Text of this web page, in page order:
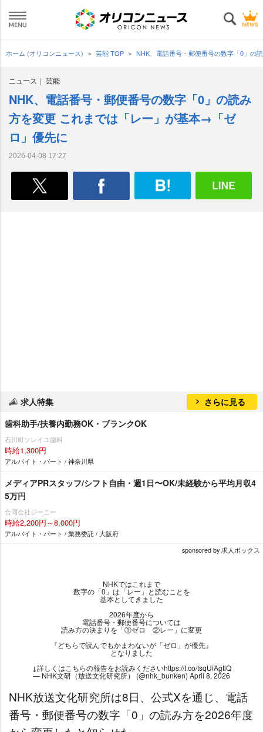
ホーム (オリコンニュース) 芸能 TOP NHK、電話番号・郵便番号の数字「0」の
ニュース 芸能
NHK、電話番号・郵便番号の数字「0」の読み
方を変更 これまでは「レー」が基本→「ゼ
ロ」優先に
2026-04-08 17:27
求人特集
さらに見る
歯科助手/扶養内勤務OK・ブランクOK
石川町ソレイユ歯科
時給1,300円
アルバイト・パート / 神奈川県
メディアPRスタッフ/シフト自由・週1日〜OK/未経験から平均月収4
5万円
合同会社ジーニー
時給2,200円～8,000円
アルバイト・パート / 業務委託 / 大阪府
sponsored by 求人ボックス
NHKではこれまで
数字の「0」は「レー」と読むことを
基本としてきました
2026年度から
電話番号・郵便番号については
読み方の決まりを「①ゼロ ②レー」に変更
『どちらで読んでもかまわないが「ゼロ」が優先』
となりました
↓詳しくはこちらの報告をお読みくださいhttps://t.co/tsqUiAgtlQ
— NHK文研（放送文化研究所） (@nhk_bunken) April 8, 2026
NHK放送文化研究所は8日、公式Xを通じ、電話
番号・郵便番号の数字「0」の読み方を2026年度